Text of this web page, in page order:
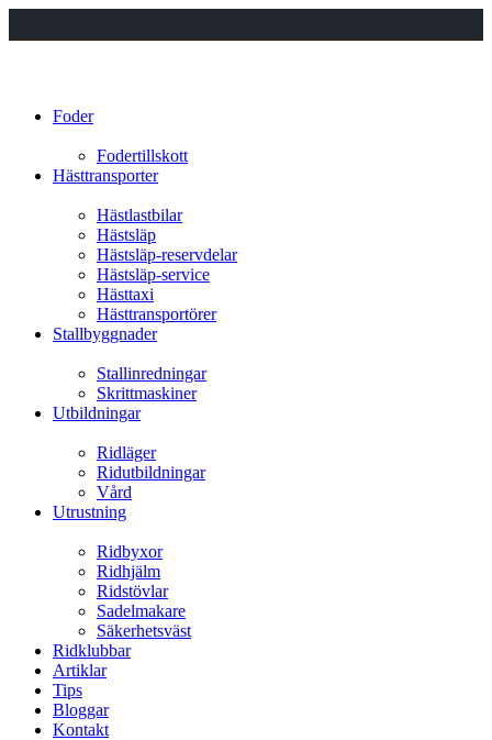
Foder
Fodertillskott
Hästtransporter
Hästlastbilar
Hästsläp
Hästsläp-reservdelar
Hästsläp-service
Hästtaxi
Hästtransportörer
Stallbyggnader
Stallinredningar
Skrittmaskiner
Utbildningar
Ridläger
Ridutbildningar
Vård
Utrustning
Ridbyxor
Ridhjälm
Ridstövlar
Sadelmakare
Säkerhetsväst
Ridklubbar
Artiklar
Tips
Bloggar
Kontakt